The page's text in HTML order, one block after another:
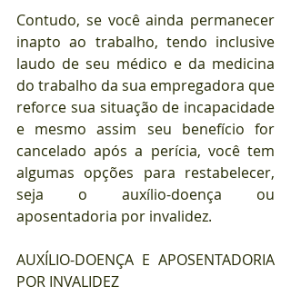
Contudo, se você ainda permanecer
inapto ao trabalho, tendo inclusive
laudo de seu médico e da medicina
do trabalho da sua empregadora que
reforce sua situação de incapacidade
e mesmo assim seu benefício for
cancelado após a perícia, você tem
algumas opções para restabelecer,
seja o auxílio-doença ou
aposentadoria por invalidez.
AUXÍLIO-DOENÇA E APOSENTADORIA
POR INVALIDEZ